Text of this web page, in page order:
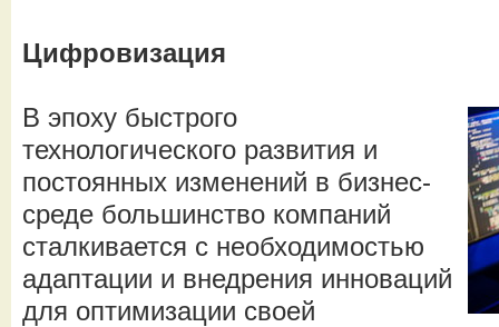
Цифровизация
В эпоху быстрого
технологического развития и
постоянных изменений в бизнес-
среде большинство компаний
сталкивается с необходимостью
адаптации и внедрения инноваций
для оптимизации своей